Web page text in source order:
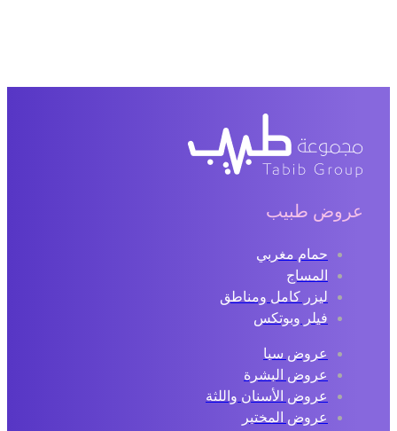
عروض طبيب
حمام مغربي
المساج
ليزر كامل ومناطق
فيلر وبوتكس
عروض سبا
عروض البشرة
عروض الأسنان واللثة
عروض المختبر